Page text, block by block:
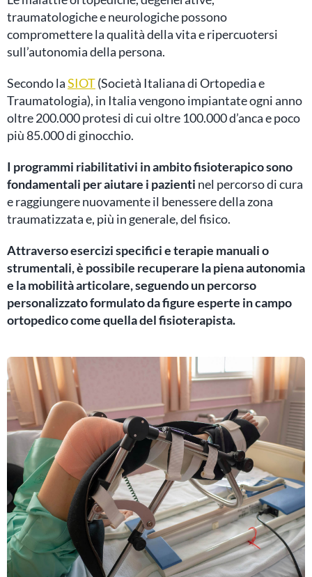
traumatologiche e neurologiche possono
compromettere la qualità della vita e ripercuotersi
sull’autonomia della persona.
Secondo laSIOT(Società Italiana di Ortopedia e
Traumatologia), in Italia vengono impiantate ogni anno
oltre 200.000 protesi di cui oltre 100.000 d’anca e poco
più 85.000 di ginocchio.
I programmi riabilitativi in ambito fisioterapico sono
fondamentali per aiutare i pazienti nel percorso di cura
e raggiungere nuovamente il benessere della zona
traumatizzata e, più in generale, del fisico.
Attraverso esercizi specifici e terapie manuali o
strumentali, è possibile recuperare la piena autonomia
e la mobilità articolare, seguendo un percorso
personalizzato formulato da figure esperte in campo
ortopedico come quella del fisioterapista.